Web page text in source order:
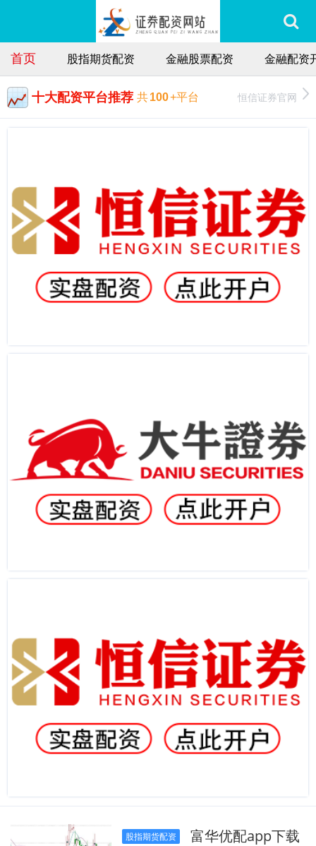
首页 股指期货配资 金融股票配资 金融配资
十大配资平台推荐 共100+平台 恒信证券官网
股指期货配资
富华优配app下载